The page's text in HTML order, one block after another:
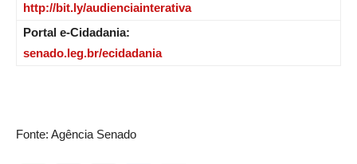
http://bit.ly/audienciainterativa
Portal e-Cidadania:
senado.leg.br/ecidadania
Fonte: Agência Senado